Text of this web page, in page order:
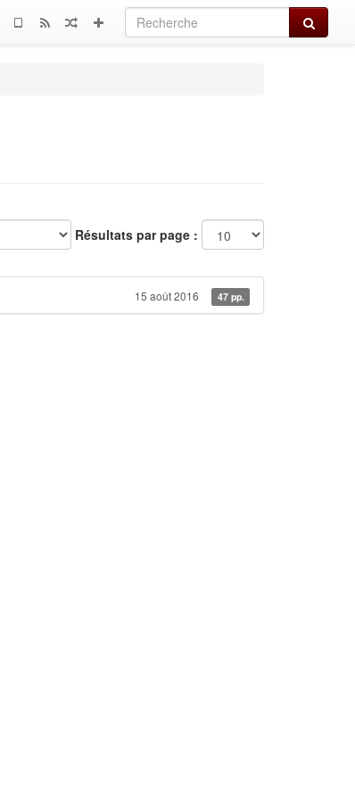
Résultats par page :
15 août 2016 47 pp.